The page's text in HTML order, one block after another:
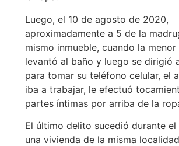
Luego, el 10 de agosto de 2020,
aproximadamente a 5 de la
mismo inmueble, cuando la
levantó al baño y luego se dirigió
para tomar su teléfono celular, el
iba a trabajar, le efectuó
partes íntimas por arriba de la
El último delito sucedió durante el
una vivienda de la misma